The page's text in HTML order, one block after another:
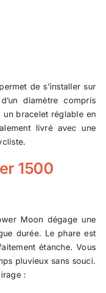
de s’installer sur
diamètre compris
bracelet réglable en
livré avec une
1500
Moon dégage une
durée. Le phare est
étanche. Vous
pluvieux sans souci.
: